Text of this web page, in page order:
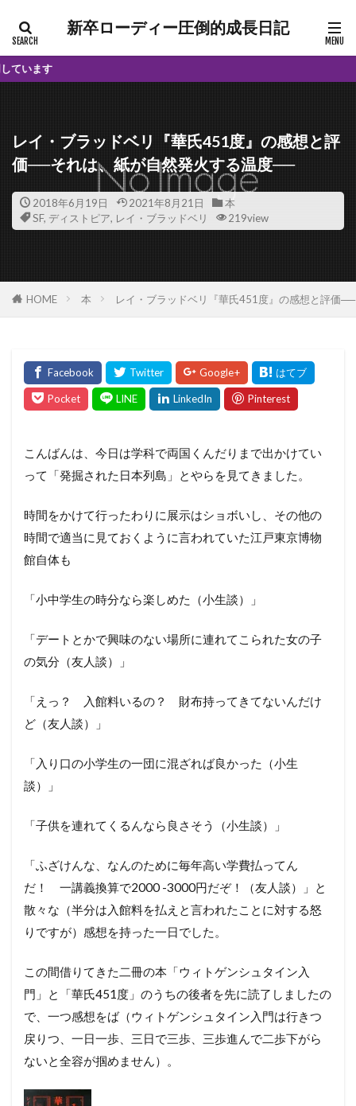
新卒ローディー圧倒的成長日記
レイ・ブラッドベリ『華氏451度』の感想と評
価──それは、紙が自然発火する温度──
2018年6月19日 2021年8月21日
本
SF, ディストピア, レイ・ブラッドベリ 219view
HOME 本 レイ・ブラッドベリ『華氏451度』の感想と評価
こんばんは、今日は学科で両国くんだりまで出かけてい
って「発掘された日本列島」とやらを見てきました。
時間をかけて行ったわりに展示はショボいし、その他の
時間で適当に見ておくように言われていた江戸東京博物
館自体も
「小中学生の時分なら楽しめた（小生談）」
「デートとかで興味のない場所に連れてこられた女の子
の気分（友人談）」
「えっ？ 入館料いるの？ 財布持ってきてないんだけ
ど（友人談）」
「入り口の小学生の一団に混ざれば良かった（小生
談）」
「子供を連れてくるんなら良さそう（小生談）」
「ふざけんな、なんのために毎年高い学費払ってん
だ！ 一講義換算で2000 -3000円だぞ！（友人談）」と
散々な（半分は入館料を払えと言われたことに対する怒
りですが）感想を持った一日でした。
この間借りてきた二冊の本「ウィトゲンシュタイン入
門」と「華氏451度」のうちの後者を先に読了しましたの
で、一つ感想をば（ウィトゲンシュタイン入門は行きつ
戻りつ、一日一歩、三日で三歩、三歩進んで二歩下がら
ないと全容が掴めません）。